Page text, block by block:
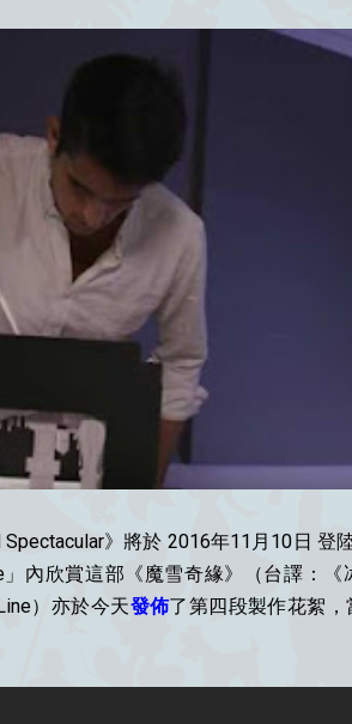
》將於 2016年11月10日 登
內欣賞這部《魔雪奇緣》（台譯：《
）亦於今天發佈了第四段製作花絮